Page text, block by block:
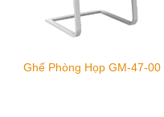
Ghế Phòng Họp GM-47-00